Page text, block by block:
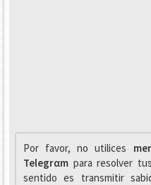
Por favor, no utilices
Telegrαm para resolver
sentido es transmitir